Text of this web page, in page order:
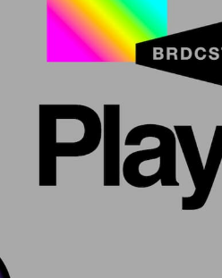
Projets
Infos visiteurs